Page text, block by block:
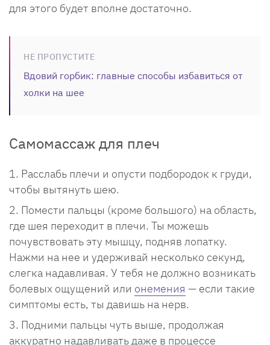
для этого будет вполне достаточно.
НЕ ПРОПУСТИТЕ
Вдовий горбик: главные способы избавиться от
холки на шее
Самомассаж для плеч
Расслабь плечи и опусти подбородок к груди,
чтобы вытянуть шею.
Помести пальцы (кроме большого) на область,
где шея переходит в плечи. Ты можешь
почувствовать эту мышцу, подняв лопатку.
Нажми на нее и удерживай несколько секунд,
слегка надавливая. У тебя не должно возникать
болевых ощущений или онемения — если такие
симптомы есть, ты давишь на нерв.
Подними пальцы чуть выше, продолжая
аккуратно надавливать даже в процессе